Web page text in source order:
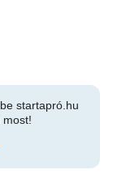
startapró.hu
most!